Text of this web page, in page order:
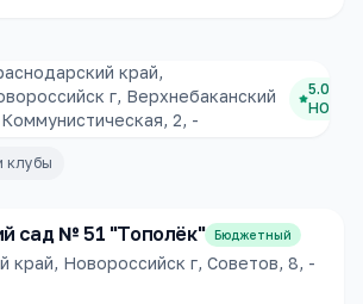
край,
г, Верхнебаканский
2, -
5.0
НОК
клубы
сад № 51 "Тополёк" Бюджетный
край, Новороссийск г, Советов, 8, -